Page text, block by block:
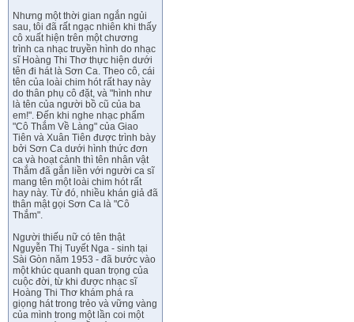
Nhưng một thời gian ngắn ngủi
sau, tôi đã rất ngạc nhiên khi thấy
cô xuất hiện trên một chương
trình ca nhạc truyền hình do nhạc
sĩ Hoàng Thi Thơ thực hiện dưới
tên đi hát là Sơn Ca. Theo cô, cái
tên của loài chim hót rất hay này
do thân phụ cô đặt, và "hình như
là tên của người bồ cũ của ba
em!". Đến khi nghe nhạc phẩm
"Cô Thắm Về Làng" của Giao
Tiên và Xuân Tiên được trình bày
bởi Sơn Ca dưới hình thức đơn
ca và hoạt cảnh thì tên nhân vật
Thắm đã gắn liền với người ca sĩ
mang tên một loài chim hót rất
hay này. Từ đó, nhiều khán giả đã
thân mật gọi Sơn Ca là "Cô
Thắm".
Người thiếu nữ có tên thật
Nguyễn Thị Tuyết Nga - sinh tại
Sài Gòn năm 1953 - đã bước vào
một khúc quanh quan trọng của
cuộc đời, từ khi được nhạc sĩ
Hoàng Thi Thơ khám phá ra
giọng hát trong trẻo và vững vàng
của mình trong một lần coi một